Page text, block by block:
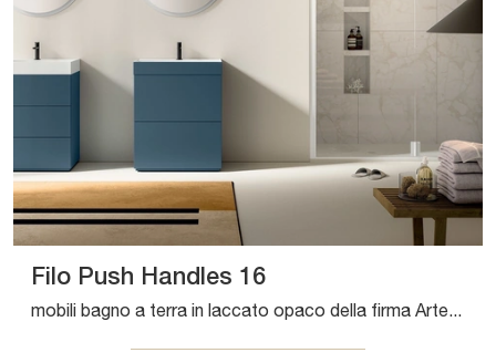
Filo Push Handles 16
mobili bagno a terra in laccato opaco della firma Artesi: clicca e scopri l'arredo bagno moderno Filo Push Handles 16 per il tuo bagno.